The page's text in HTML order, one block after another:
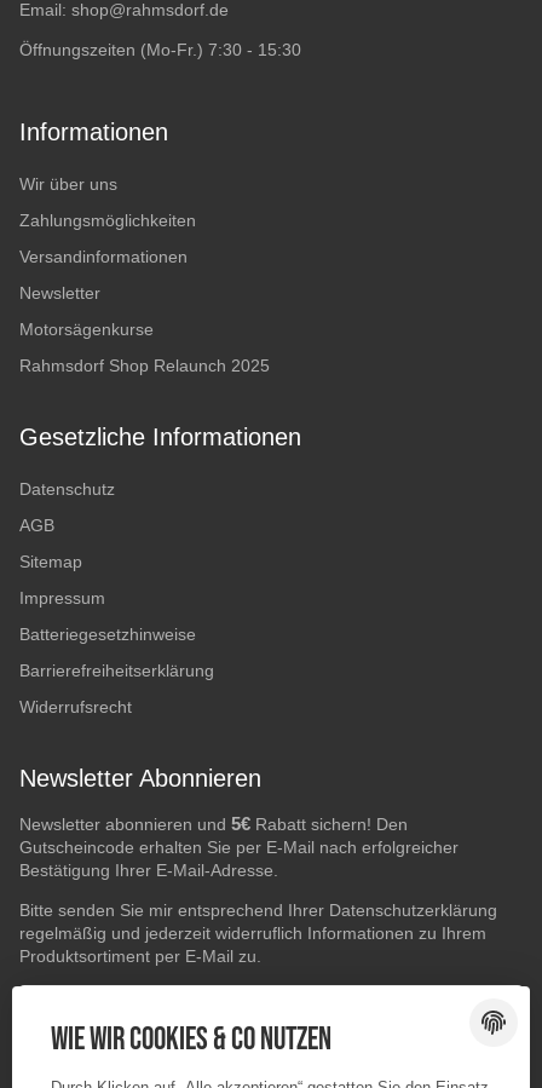
Email: shop@rahmsdorf.de
Öffnungszeiten (Mo-Fr.) 7:30 - 15:30
Informationen
Wir über uns
Zahlungsmöglichkeiten
Versandinformationen
Newsletter
Motorsägenkurse
Rahmsdorf Shop Relaunch 2025
Gesetzliche Informationen
Datenschutz
AGB
Sitemap
Impressum
Batteriegesetzhinweise
Barrierefreiheitserklärung
Widerrufsrecht
Newsletter Abonnieren
Newsletter abonnieren und 5€ Rabatt sichern! Den
Gutscheincode erhalten Sie per E-Mail nach erfolgreicher
Bestätigung Ihrer E-Mail-Adresse.
Bitte senden Sie mir entsprechend Ihrer Datenschutzerklärung
regelmäßig und jederzeit widerruflich Informationen zu Ihrem
Produktsortiment per E-Mail zu.
ABONNIEREN
Wie wir Cookies & Co nutzen